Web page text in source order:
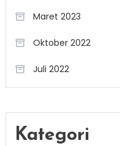
Maret 2023
Oktober 2022
Juli 2022
Kategori